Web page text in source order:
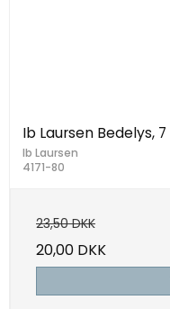
Ib Laursen Bedelys,
Ib Laursen
4171-80
23,50 DKK
20,00 DKK